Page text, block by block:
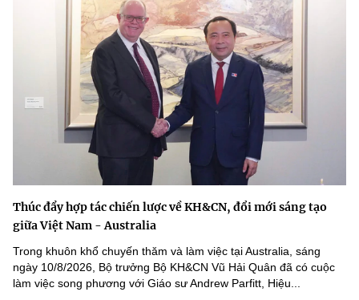
Thúc đẩy hợp tác chiến lược về KH&CN, đổi mới sáng tạo
giữa Việt Nam - Australia
Trong khuôn khổ chuyến thăm và làm việc tại Australia, sáng
ngày 10/8/2026, Bộ trưởng Bộ KH&CN Vũ Hải Quân đã có cuộc
làm việc song phương với Giáo sư Andrew Parfitt, Hiệu...